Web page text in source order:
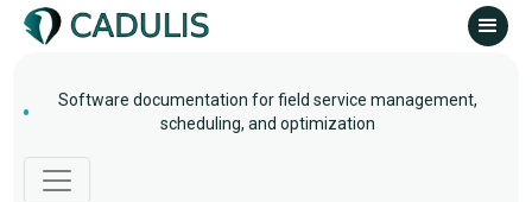
Software documentation for field service management,
scheduling, and optimization